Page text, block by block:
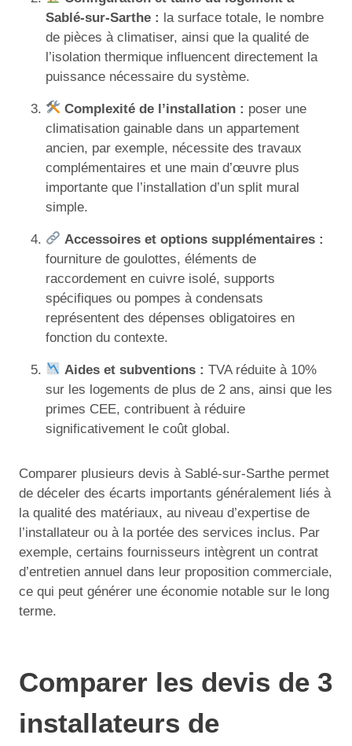
Sablé-sur-Sarthe : la surface totale, le nombre
de pièces à climatiser, ainsi que la qualité de
l’isolation thermique influencent directement la
puissance nécessaire du système.
Complexité de l’installation : poser une
climatisation gainable dans un appartement
ancien, par exemple, nécessite des travaux
complémentaires et une main d’œuvre plus
importante que l’installation d’un split mural
simple.
Accessoires et options supplémentaires :
fourniture de goulottes, éléments de
raccordement en cuivre isolé, supports
spécifiques ou pompes à condensats
représentent des dépenses obligatoires en
fonction du contexte.
Aides et subventions : TVA réduite à 10%
sur les logements de plus de 2 ans, ainsi que les
primes CEE, contribuent à réduire
significativement le coût global.
Comparer plusieurs devis à Sablé-sur-Sarthe permet
de déceler des écarts importants généralement liés à
la qualité des matériaux, au niveau d’expertise de
l’installateur ou à la portée des services inclus. Par
exemple, certains fournisseurs intègrent un contrat
d’entretien annuel dans leur proposition commerciale,
ce qui peut générer une économie notable sur le long
terme.
Comparer les devis de 3
installateurs de